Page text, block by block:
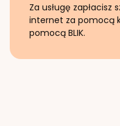
Za usługę zapłacisz
internet za pomocą
pomocą BLIK.